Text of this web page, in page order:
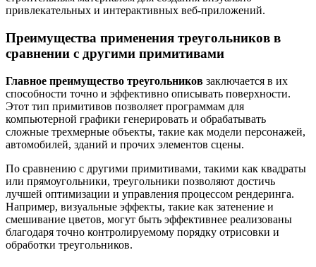
привлекательных и интерактивных веб-приложений.
Преимущества применения треугольников в
сравнении с другими примитивами
Главное преимущество треугольников заключается в их
способности точно и эффективно описывать поверхности.
Этот тип примитивов позволяет программам для
компьютерной графики генерировать и обрабатывать
сложные трехмерные объекты, такие как модели персонажей,
автомобилей, зданий и прочих элементов сцены.
По сравнению с другими примитивами, такими как квадраты
или прямоугольники, треугольники позволяют достичь
лучшей оптимизации и управления процессом рендеринга.
Например, визуальные эффекты, такие как затенение и
смешивание цветов, могут быть эффективнее реализованы
благодаря точно контролируемому порядку отрисовки и
обработки треугольников.